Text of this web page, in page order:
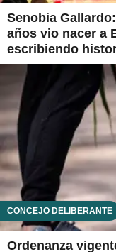
Senobia
años vio nacer a
escribiendo
CONCEJO DELIBERANTE
Ordenanza